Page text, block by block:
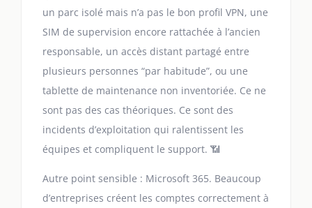
un parc isolé mais n’a pas le bon profil VPN, une
SIM de supervision encore rattachée à l’ancien
responsable, un accès distant partagé entre
plusieurs personnes “par habitude”, ou une
tablette de maintenance non inventoriée. Ce ne
sont pas des cas théoriques. Ce sont des
incidents d’exploitation qui ralentissent les
équipes et compliquent le support. 📶
Autre point sensible : Microsoft 365. Beaucoup
d’entreprises créent les comptes correctement à